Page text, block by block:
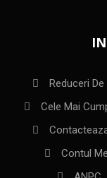
Reduceri De
Cele Mai
Contul